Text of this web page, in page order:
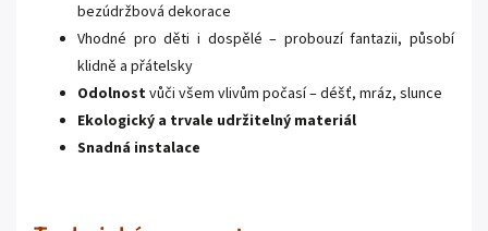
bezúdržbová dekorace
Vhodné pro děti i dospělé – probouzí fantazii, působí
klidně a přátelsky
Odolnostvůči všem vlivům počasí – déšť, mráz, slunce
Ekologický a trvale udržitelný materiál
Snadná instalace